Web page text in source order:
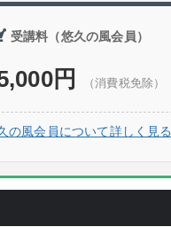
受講料（悠久の風会員）
円 （消費税免除）
の風会員について詳しく見る